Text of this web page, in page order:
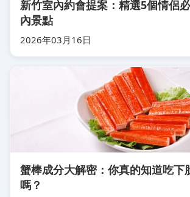
新竹室內約會提案：精選5個情侶
內景點
2026年03月16日
蟹棒成分大解密：你真的知道吃下
嗎？